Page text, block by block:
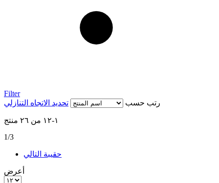
Filter
رتب حسب
تحديد الاتجاه التنازلي
١-١٢ من ٢٦ منتج
1/3
حقيبة التالي
أعرض